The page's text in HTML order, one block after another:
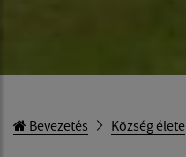
Bevezetés Község élete